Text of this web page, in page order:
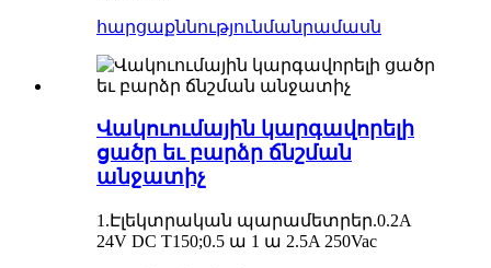
հարցաքննությունմանրամասն
Վակուումային կարգավորելի
ցածր եւ բարձր ճնշման
անջատիչ
1.Էլեկտրական պարամետրեր.0.2A
24V DC T150;0.5 ա 1 ա 2.5A 250Vac